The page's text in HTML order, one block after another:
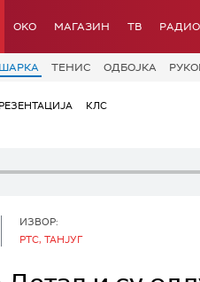
OKO МАГАЗИН ТВ РАДИО
ТЕНИС ОДБОЈКА
КЛС
ИЗВОР:
РТС, ТАНЈУГ